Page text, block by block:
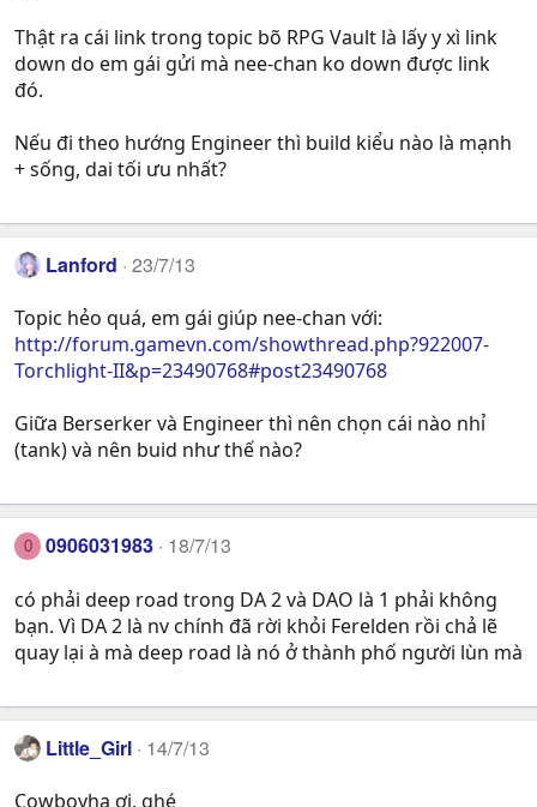
Thật ra cái link trong topic bõ RPG Vault là lấy y xì link
down do em gái gửi mà nee-chan ko down được link
đó.
Nếu đi theo hướng Engineer thì build kiểu nào là mạnh
+ sống, dai tối ưu nhất?
Lanford 23/7/13
Topic hẻo quá, em gái giúp nee-chan với:
http://forum.gamevn.com/showthread.php?922007-
Torchlight-II&p=23490768#post23490768
Giữa Berserker và Engineer thì nên chọn cái nào nhỉ
(tank) và nên buid như thế nào?
0 0906031983 18/7/13
có phải deep road trong DA 2 và DAO là 1 phải không
bạn. Vì DA 2 là nv chính đã rời khỏi Ferelden rồi chả lẽ
quay lại à mà deep road là nó ở thành phố người lùn mà
Little_Girl 14/7/13
Cowboyha ơi, ghé